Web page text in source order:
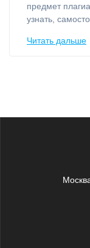
предмет
узнать,
Читать дальше